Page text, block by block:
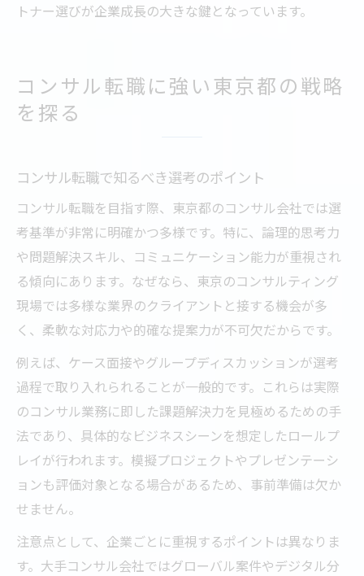
トナー選びが企業成長の大きな鍵となっています。
コンサル転職に強い東京都の戦略
を探る
コンサル転職で知るべき選考のポイント
コンサル転職を目指す際、東京都のコンサル会社では選
考基準が非常に明確かつ多様です。特に、論理的思考力
や問題解決スキル、コミュニケーション能力が重視され
る傾向にあります。なぜなら、東京のコンサルティング
現場では多様な業界のクライアントと接する機会が多
く、柔軟な対応力や的確な提案力が不可欠だからです。
例えば、ケース面接やグループディスカッションが選考
過程で取り入れられることが一般的です。これらは実際
のコンサル業務に即した課題解決力を見極めるための手
法であり、具体的なビジネスシーンを想定したロールプ
レイが行われます。模擬プロジェクトやプレゼンテーシ
ョンも評価対象となる場合があるため、事前準備は欠か
せません。
注意点として、企業ごとに重視するポイントは異なりま
す。大手コンサル会社ではグローバル案件やデジタル分